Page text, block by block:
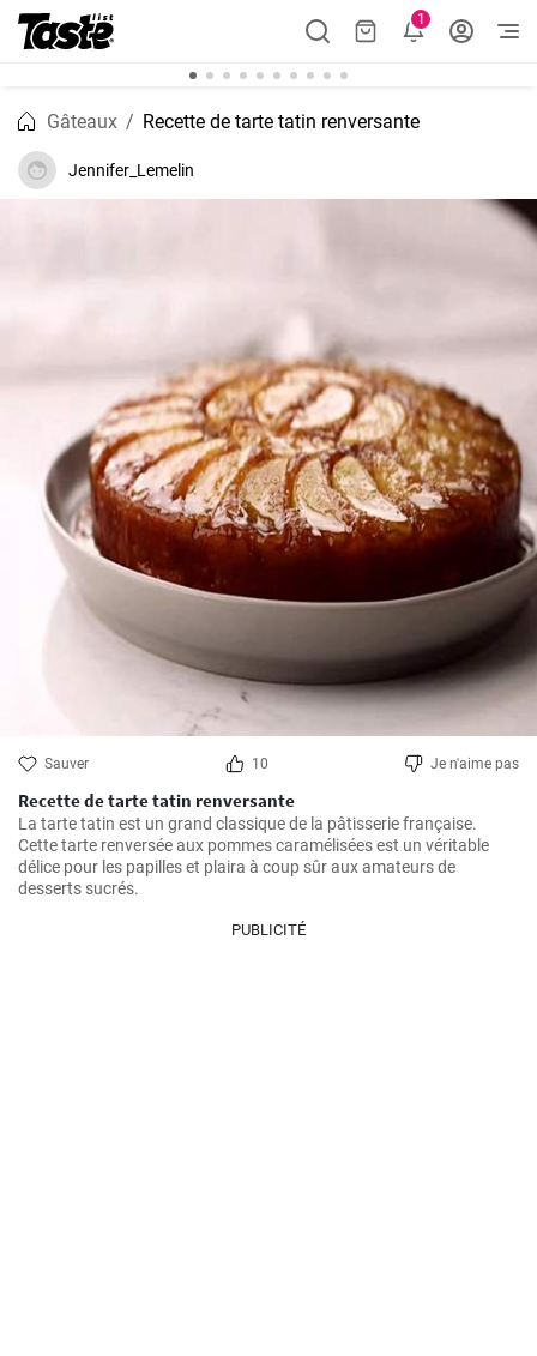
1
Gâteaux Recette de tarte tatin renversante
Jennifer_Lemelin
Sauver 10 Je n'aime pas
Recette de tarte tatin renversante
La tarte tatin est un grand classique de la pâtisserie française.
Cette tarte renversée aux pommes caramélisées est un véritable
délice pour les papilles et plaira à coup sûr aux amateurs de
desserts sucrés.
PUBLICITÉ